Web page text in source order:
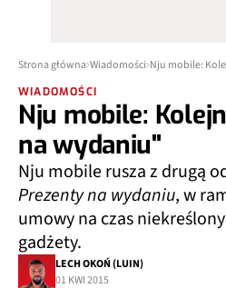
Strona główna Wiadomości Nju mobile:
WIADOMOŚCI
Nju mobile:
na wydaniu"
Nju mobile rusza z drugą
Prezenty na wydaniu, w
umowy na czas
gadżety.
LECH OKOŃ (LUIN)
01 KWI 2015